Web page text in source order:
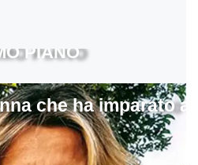
che ha imparato a
PIANO